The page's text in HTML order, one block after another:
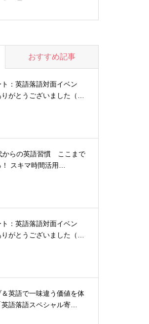
おすすめ記事
ト：英語落語対面イベン
りがとうございました（…
からの英語習慣 ここまで
！ スキマ時間活用…
ト：英語落語対面イベン
りがとうございました（…
＆英語で一味違う価値を体
語落語スペシャル寄…